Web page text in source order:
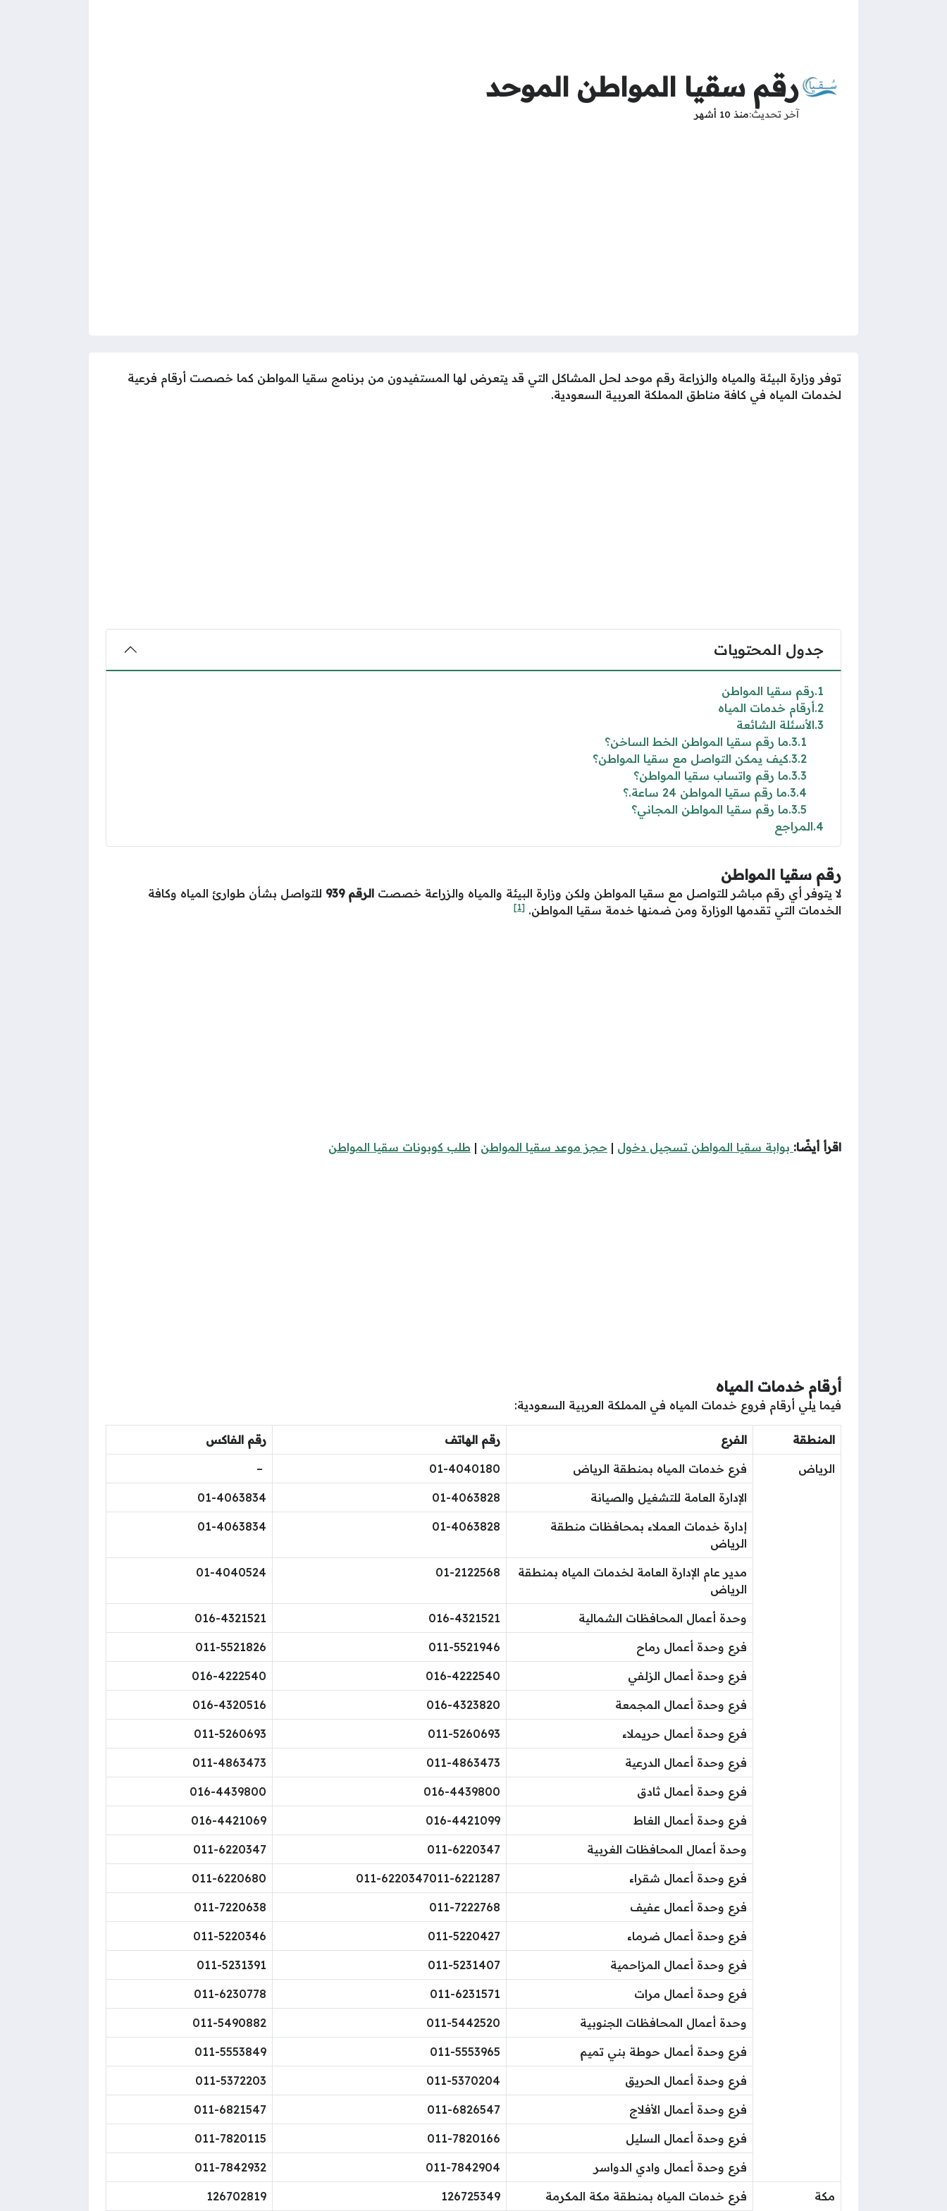
رقم سقيا المواطن الموحد
آخر تحديث منذ 10 أشهر
توفر وزارة البيئة والمياه والزراعة رقم موحد لحل المشاكل التي قد يتعرض لها المستفيدون من برنامج سقيا المواطن كما خصصت أرقام فرعية
لخدمات المياه في كافة مناطق المملكة العربية السعودية.
جدول المحتويات
1 رقم سقيا المواطن
2 أرقام خدمات المياه
3 الأسئلة الشائعة
3.1 ما رقم سقيا المواطن الخط الساخن؟
3.2 كيف يمكن التواصل مع سقيا المواطن؟
3.3 ما رقم واتساب سقيا المواطن؟
3.4 ما رقم سقيا المواطن 24 ساعة.؟
3.5 ما رقم سقيا المواطن المجاني؟
4 المراجع
رقم سقيا المواطن
لا يتوفر أي رقم مباشر للتواصل مع سقيا المواطن ولكن وزارة البيئة والمياه والزراعة خصصت الرقم 939
للتواصل بشأن طوارئ المياه وكافة
الخدمات التي تقدمها الوزارة ومن ضمنها خدمة سقيا المواطن. [1]
اقرأ أيضًا: بوابة سقيا المواطن تسجيل دخول | حجز موعد سقيا المواطن | طلب كوبونات سقيا المواطن
أرقام خدمات المياه
فيما يلي أرقام فروع خدمات المياه في المملكة العربية السعودية:
المنطقة الفرع رقم الهاتف رقم الفاكس
الرياض فرع خدمات المياه بمنطقة الرياض 01-4040180
–
الإدارة العامة للتشغيل والصيانة 01-4063828
01-4063834
إدارة خدمات العملاء بمحافظات منطقة
الرياض
01-4063828
01-4063834
​مدير عام الإدارة العامة لخدمات المياه بمنطقة
الرياض
​01-2122568
​01-4040524
​وحدة أعمال المحافظات الشمالية 016-4321521
016-4321521
​فرع وحدة أعمال رماح 011-5521946​
011-5521826​
​فرع وحدة أعمال الزلفي 016-4222540​
​016-4222540
​​فرع وحدة أعمال المجمعة 016-4323820​
016-4320516​
​​فرع وحدة أعمال حريملاء 011-5260693​
011-5260693​
​​فرع وحدة أعمال الدرعية 011-4863473​
011-4863473​
​​فرع وحدة أعمال ثادق 016-4439800​
016-4439800​
​​فرع وحدة أعمال الغاط 016-4421099​
016-4421069​
​وحدة أعمال المحافظات الغربية 011-6220347​
​011-6220347​
​فرع وحدة أعمال شقراء ​011-6220347011-6221287
​011-6220680
​فرع وحدة أعمال عفيف 011-7222768​
​011-7220638
​فرع وحدة أعمال ضرماء 011-5220427​
​011-5220346
​فرع وحدة أعمال المزاحمية 011-5231407​
011-5231391​
​فرع وحدة أعمال مرات 011-6231571​
011-6230778​
​وحدة أعمال المحافظات الجنوبية 011-5442520​
011-5490882​
​فرع وحدة أعمال حوطة بني تميم 011-5553965​
011-5553849​
​فرع وحدة أعمال الحريق 011-5370204​
011-5372203​
​فرع وحدة أعمال الأفلاج 011-6826547​
011-6821547​
​فرع وحدة أعمال السليل ​011-7820166
011-7820115​
​فرع وحدة أعمال وادي الدواسر 011-7842904​
011-7842932​
مكة فرع خدمات المياه بمنطقة مكة المكرمة 126725349
126702819